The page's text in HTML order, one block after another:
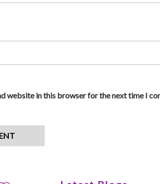
website in this browser for the next time I